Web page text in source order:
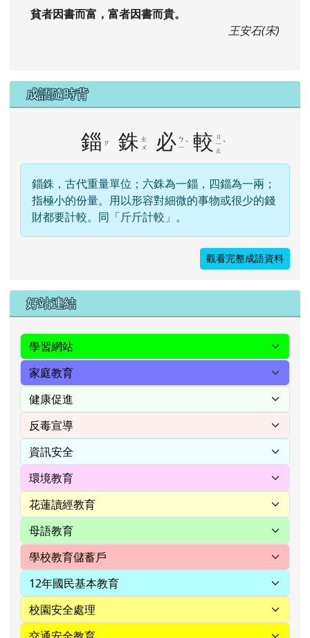
貧者因書而富，富者因書而貴。
王安石(宋)
成語隨時背
錙 ㄗ 銖 ㄓ
ㄨ
必 ㄅ
ㄧ ˋ 較 ㄐ
ㄧ
ㄠ
ˋ
錙銖，古代重量單位；六銖為一錙，四錙為一兩；
指極小的份量。用以形容對細微的事物或很少的錢
財都要計較。同「斤斤計較」。
觀看完整成語資料
右邊區域內容
好站連結